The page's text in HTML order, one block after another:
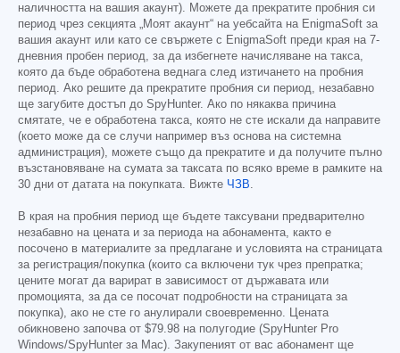
наличността на вашия акаунт). Можете да прекратите пробния си
период чрез секцията „Моят акаунт“ на уебсайта на EnigmaSoft за
вашия акаунт или като се свържете с EnigmaSoft преди края на 7-
дневния пробен период, за да избегнете начисляване на такса,
която да бъде обработена веднага след изтичането на пробния
период. Ако решите да прекратите пробния си период, незабавно
ще загубите достъп до SpyHunter. Ако по някаква причина
смятате, че е обработена такса, която не сте искали да направите
(което може да се случи например въз основа на системна
администрация), можете също да прекратите и да получите пълно
възстановяване на сумата за таксата по всяко време в рамките на
30 дни от датата на покупката. Вижте ЧЗВ.
В края на пробния период ще бъдете таксувани предварително
незабавно на цената и за периода на абонамента, както е
посочено в материалите за предлагане и условията на страницата
за регистрация/покупка (които са включени тук чрез препратка;
цените могат да варират в зависимост от държавата или
промоцията, за да се посочат подробности на страницата за
покупка), ако не сте го анулирали своевременно. Цената
обикновено започва от $79.98 на полугодие (SpyHunter Pro
Windows/SpyHunter за Mac). Закупеният от вас абонамент ще